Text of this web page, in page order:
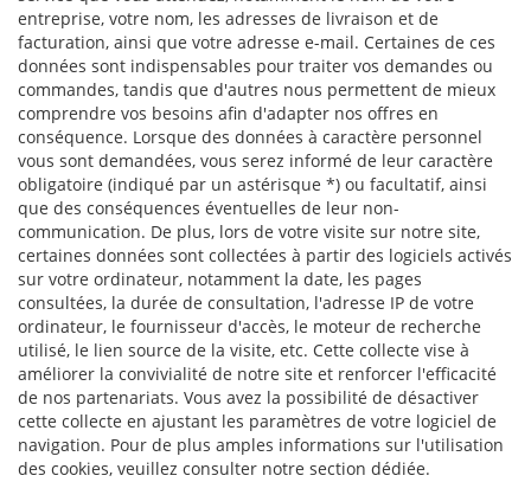
entreprise, votre nom, les adresses de livraison et de
facturation, ainsi que votre adresse e-mail. Certaines de ces
données sont indispensables pour traiter vos demandes ou
commandes, tandis que d'autres nous permettent de mieux
comprendre vos besoins afin d'adapter nos offres en
conséquence. Lorsque des données à caractère personnel
vous sont demandées, vous serez informé de leur caractère
obligatoire (indiqué par un astérisque *) ou facultatif, ainsi
que des conséquences éventuelles de leur non-
communication. De plus, lors de votre visite sur notre site,
certaines données sont collectées à partir des logiciels activés
sur votre ordinateur, notamment la date, les pages
consultées, la durée de consultation, l'adresse IP de votre
ordinateur, le fournisseur d'accès, le moteur de recherche
utilisé, le lien source de la visite, etc. Cette collecte vise à
améliorer la convivialité de notre site et renforcer l'efficacité
de nos partenariats. Vous avez la possibilité de désactiver
cette collecte en ajustant les paramètres de votre logiciel de
navigation. Pour de plus amples informations sur l'utilisation
des cookies, veuillez consulter notre section dédiée.